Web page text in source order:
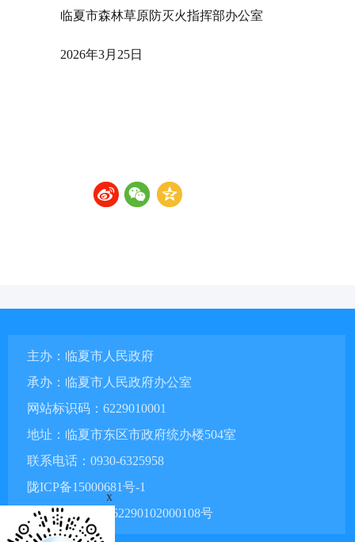
临夏市森林草原防灭火指挥部办公室
2026年3月25日
主办：临夏市人民政府
承办：临夏市人民政府办公室
网站标识码：6229010001
地址：临夏市东区市政府统办楼504室
联系电话：0930-6325958
陇ICP备15000681号-1
甘公网安备 62290102000108号
x